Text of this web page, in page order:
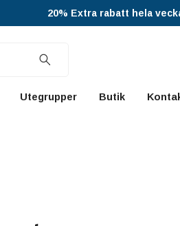
20% Extra rabatt hela
Utegrupper Butik